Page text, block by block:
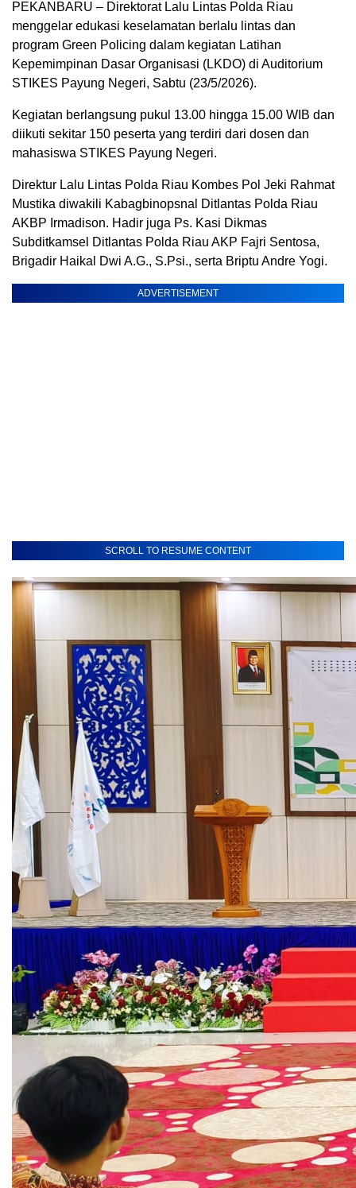
PEKANBARU – Direktorat Lalu Lintas Polda Riau
menggelar edukasi keselamatan berlalu lintas dan
program Green Policing dalam kegiatan Latihan
Kepemimpinan Dasar Organisasi (LKDO) di Auditorium
STIKES Payung Negeri, Sabtu (23/5/2026).
Kegiatan berlangsung pukul 13.00 hingga 15.00 WIB dan
diikuti sekitar 150 peserta yang terdiri dari dosen dan
mahasiswa STIKES Payung Negeri.
Direktur Lalu Lintas Polda Riau Kombes Pol Jeki Rahmat
Mustika diwakili Kabagbinopsnal Ditlantas Polda Riau
AKBP Irmadison. Hadir juga Ps. Kasi Dikmas
Subditkamsel Ditlantas Polda Riau AKP Fajri Sentosa,
Brigadir Haikal Dwi A.G., S.Psi., serta Briptu Andre Yogi.
ADVERTISEMENT
SCROLL TO RESUME CONTENT